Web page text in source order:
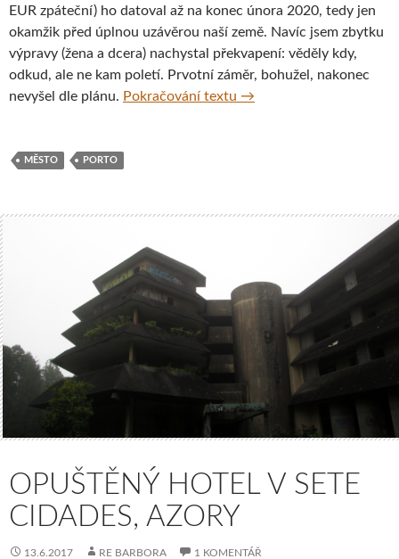
EUR zpáteční) ho datoval až na konec února 2020, tedy jen
okamžik před úplnou uzávěrou naší země. Navíc jsem zbytku
výpravy (žena a dcera) nachystal překvapení: věděly kdy,
odkud, ale ne kam poletí. Prvotní záměr, bohužel, nakonec
nevyšel dle plánu. Pokračování textu Porto – nejen o víně a
→
MĚSTO PORTO
OPUŠTĚNÝ HOTEL V SETE
CIDADES, AZORY
13.6.2017 RE BARBORA 1 KOMENTÁŘ